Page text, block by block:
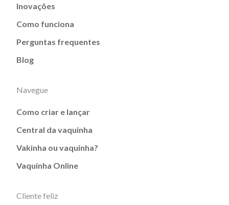
Inovações
Como funciona
Perguntas frequentes
Blog
Navegue
Como criar e lançar
Central da vaquinha
Vakinha ou vaquinha?
Vaquinha Online
Cliente feliz